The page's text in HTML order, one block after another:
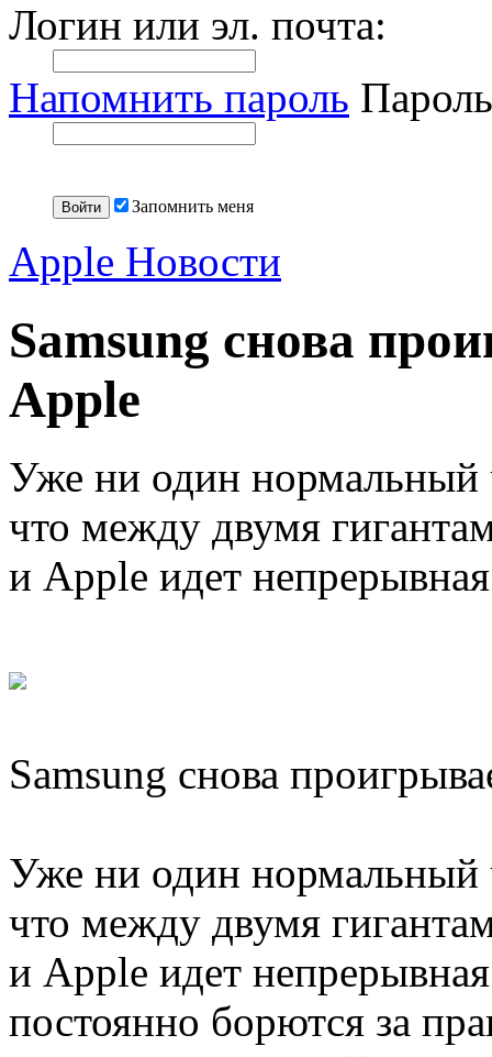
Логин или эл. почта:
Напомнить пароль
Запомнить меня
Apple Новости
Samsung снова
Apple
Уже ни один нормальный
что между двумя
и Apple идет
Samsung снова
Уже ни один нормальный
что между двумя
и Apple идет
постоянно борются за